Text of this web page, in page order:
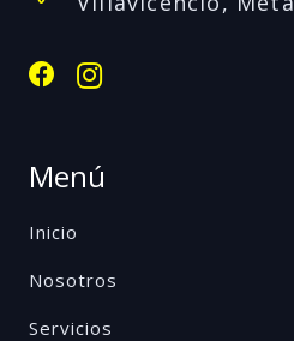
Menú
Inicio
Nosotros
Servicios